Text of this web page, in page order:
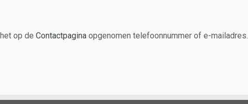
op de Contactpagina opgenomen telefoonnummer of e-mailadres.